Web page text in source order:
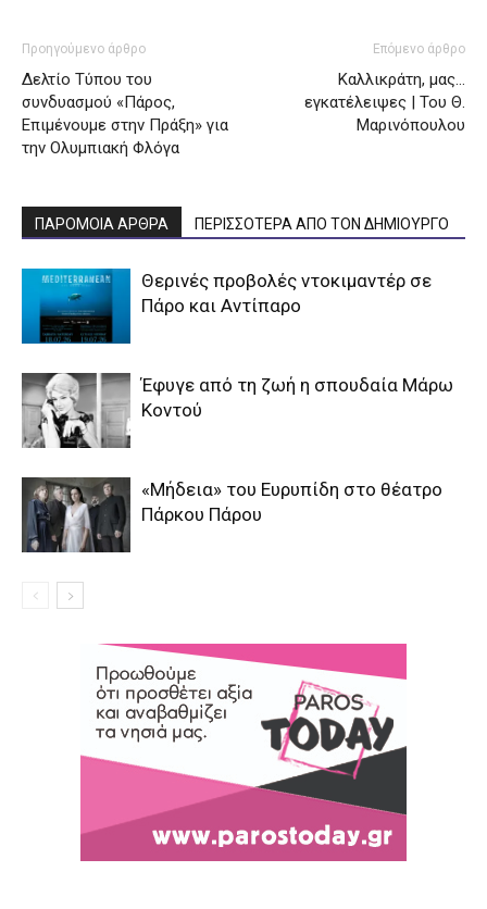
Προηγούμενο άρθρο
Δελτίο Τύπου του
συνδυασμού «Πάρος,
Επιμένουμε στην Πράξη» για
την Ολυμπιακή Φλόγα
Επόμενο άρθρο
Καλλικράτη, μας…
εγκατέλειψες | Του Θ.
Μαρινόπουλου
ΠΑΡΟΜΟΙΑ ΑΡΘΡΑ ΠΕΡΙΣΣΟΤΕΡΑ ΑΠΟ ΤΟΝ ΔΗΜΙΟΥΡΓΟ
Θερινές προβολές ντοκιμαντέρ σε
Πάρο και Αντίπαρο
Έφυγε από τη ζωή η σπουδαία Μάρω
Κοντού
«Μήδεια» του Ευρυπίδη στο θέατρο
Πάρκου Πάρου